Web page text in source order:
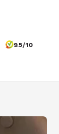
9.5/10